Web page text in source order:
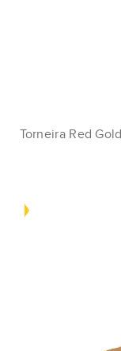
Torneira Red